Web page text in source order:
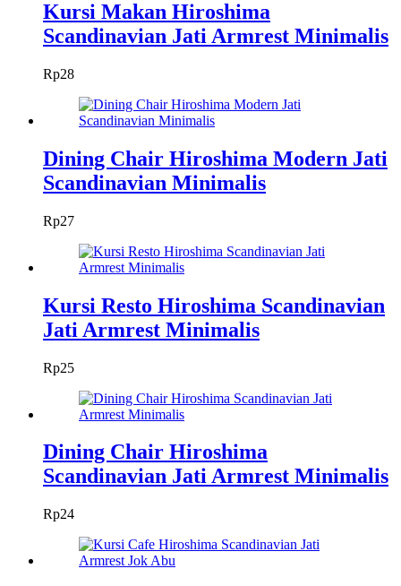
Kursi Makan Hiroshima
Scandinavian Jati Armrest Minimalis
Rp28
Dining Chair Hiroshima Modern Jati
Scandinavian Minimalis
Rp27
Kursi Resto Hiroshima Scandinavian
Jati Armrest Minimalis
Rp25
Dining Chair Hiroshima
Scandinavian Jati Armrest Minimalis
Rp24